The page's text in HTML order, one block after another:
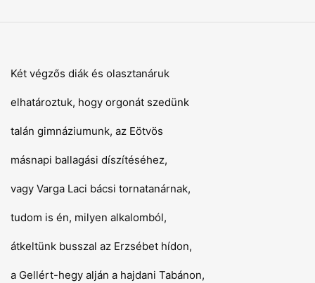
Két végzős diák és olasztanáruk
elhatároztuk, hogy orgonát szedünk
talán gimnáziumunk, az Eötvös
másnapi ballagási díszítéséhez,
vagy Varga Laci bácsi tornatanárnak,
tudom is én, milyen alkalomból,
átkeltünk busszal az Erzsébet hídon,
a Gellért-hegy alján a hajdani Tabánon,